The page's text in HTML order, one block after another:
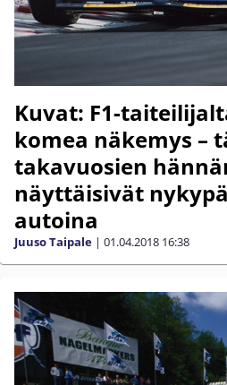
Kuvat: F1-
komea näkemys –
takavuosien
näyttäisivät
autoina
Juuso Taipale | 01.04.2018 16:38